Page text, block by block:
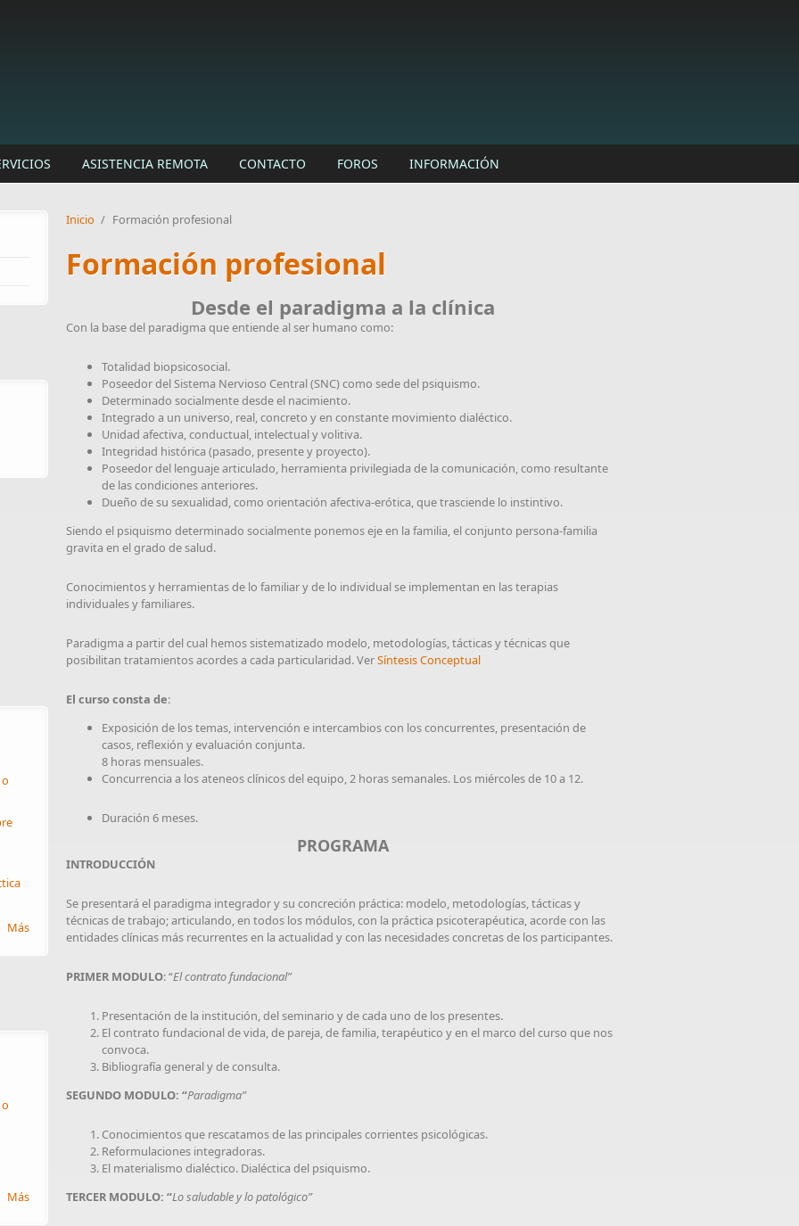
ASISTENCIA REMOTA CONTACTO FOROS INFORMACIÓN
Más
Más
Inicio / Formación profesional
Formación profesional
Desde el paradigma a la clínica
Con la base del paradigma que entiende al ser humano como:
Totalidad biopsicosocial.
Poseedor del Sistema Nervioso Central (SNC) como sede del psiquismo.
Determinado socialmente desde el nacimiento.
Integrado a un universo, real, concreto y en constante movimiento dialéctico.
Unidad afectiva, conductual, intelectual y volitiva.
Integridad histórica (pasado, presente y proyecto).
Poseedor del lenguaje articulado, herramienta privilegiada de la comunicación, como resultante
de las condiciones anteriores.
Dueño de su sexualidad, como orientación afectiva-erótica, que trasciende lo instintivo.
Siendo el psiquismo determinado socialmente ponemos eje en la familia, el conjunto persona-familia
gravita en el grado de salud.
Conocimientos y herramientas de lo familiar y de lo individual se implementan en las terapias
individuales y familiares.
Paradigma a partir del cual hemos sistematizado modelo, metodologías, tácticas y técnicas que
posibilitan tratamientos acordes a cada particularidad.VerSíntesis Conceptual
El curso consta de:
Exposición de los temas, intervención e intercambios con los concurrentes, presentación de
casos, reflexión y evaluación conjunta.
8 horas mensuales.
Concurrencia a los ateneos clínicos del equipo, 2 horas semanales. Los miércoles de 10 a 12.
Duración 6 meses.
PROGRAMA
INTRODUCCIÓN
Se presentará el paradigma integrador y su concreción práctica: modelo, metodologías, tácticas y
técnicas de trabajo; articulando, en todos los módulos, con la práctica psicoterapéutica, acorde con las
entidades clínicas más recurrentes en la actualidad y con las necesidades concretas de los participantes.
PRIMER MODULO: “El contrato fundacional”
Presentación de la institución, del seminario y de cada uno de los presentes.
El contrato fundacional de vida, de pareja, de familia, terapéutico y en el marco del curso que nos
convoca.
Bibliografía general y de consulta.
SEGUNDO MODULO: “Paradigma”
Conocimientos que rescatamos de las principales corrientes psicológicas.
Reformulaciones integradoras.
El materialismo dialéctico. Dialéctica del psiquismo.
TERCER MODULO: “Lo saludable y lo patológico”